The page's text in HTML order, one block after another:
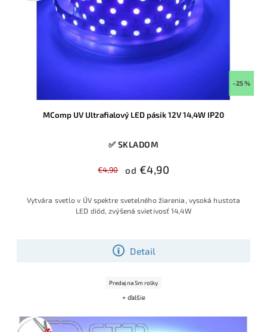
–25 %
MComp UV Ultrafialový LED pásik 12V 14,4W IP20
✅ SKLADOM
€4,90 od €4,90
Detail
Vytvára svetlo v ÚV spektre svetelného žiarenia, vysoká hustota
LED diód, zvýšená svietivosť 14,4W
Predaj na 5m rolky
+ ďalšie
Posledné